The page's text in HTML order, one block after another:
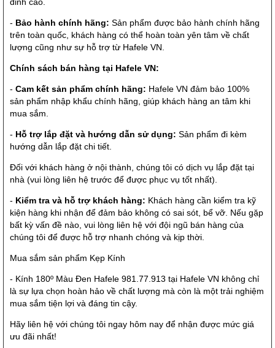
- Bảo hành chính hãng: Sản phẩm được bảo hành chính hãng
trên toàn quốc, khách hàng có thể hoàn toàn yên tâm về chất
lượng cũng như sự hỗ trợ từ Hafele VN.
Chính sách bán hàng tại Hafele VN:
- Cam kết sản phẩm chính hãng: Hafele VN đảm bảo 100%
sản phẩm nhập khẩu chính hãng, giúp khách hàng an tâm khi
mua sắm.
- Hỗ trợ lắp đặt và hướng dẫn sử dụng: Sản phẩm đi kèm
hướng dẫn lắp đặt chi tiết.
Đối với khách hàng ở nội thành, chúng tôi có dịch vụ lắp đặt tại
nhà (vui lòng liên hệ trước để được phục vụ tốt nhất).
- Kiểm tra và hỗ trợ khách hàng: Khách hàng cần kiểm tra kỹ
kiện hàng khi nhận để đảm bảo không có sai sót, bể vỡ. Nếu gặp
bất kỳ vấn đề nào, vui lòng liên hệ với đội ngũ bán hàng của
chúng tôi để được hỗ trợ nhanh chóng và kịp thời.
Mua sắm sản phẩm Kẹp Kính
- Kính 180º Màu Đen Hafele 981.77.913 tại Hafele VN không chỉ
là sự lựa chọn hoàn hảo về chất lượng mà còn là một trải nghiệm
mua sắm tiện lợi và đáng tin cậy.
Hãy liên hệ với chúng tôi ngay hôm nay để nhận được mức giá
ưu đãi nhất!